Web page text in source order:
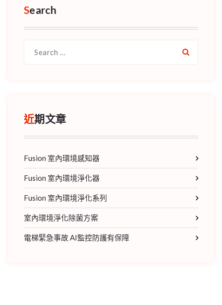
Search
for:
近期文章
Fusion 室內環境感知器
Fusion 室內環境淨化器
Fusion 室內環境淨化系列
室內環境淨化除菌方案
電梯緊急事故 AI監控防護有保障